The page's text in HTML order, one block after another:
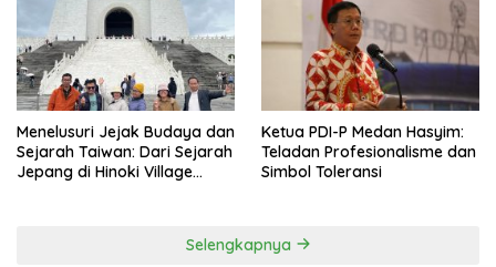
Menelusuri Jejak Budaya dan
Sejarah Taiwan: Dari Sejarah
Jepang di Hinoki Village
Ketua PDI-P Medan Hasyim:
Teladan Profesionalisme dan
Simbol Toleransi
Selengkapnya